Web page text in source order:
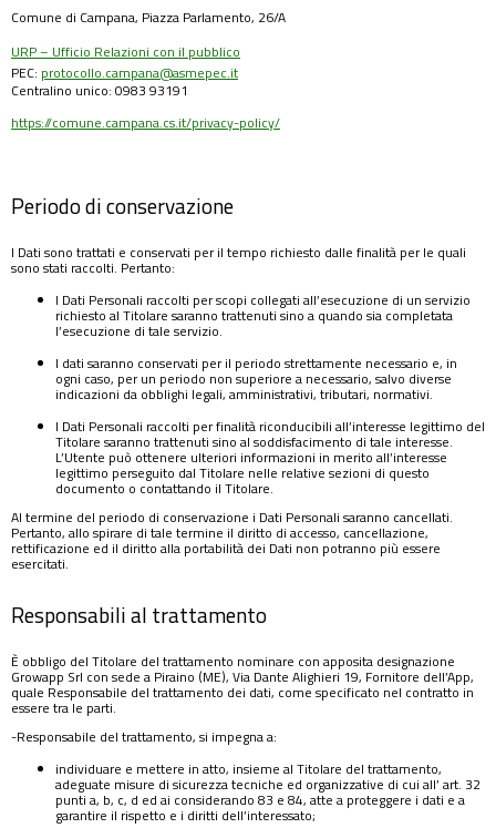
Comune di Campana, Piazza Parlamento, 26/A
URP – Ufficio Relazioni con il pubblico
PEC: protocollo.campana@asmepec.it
Centralino unico: 0983 93191
https://comune.campana.cs.it/privacy-policy/
Periodo di conservazione
I Dati sono trattati e conservati per il tempo richiesto dalle finalità per le quali
sono stati raccolti. Pertanto:
I Dati Personali raccolti per scopi collegati all’esecuzione di un servizio
richiesto al Titolare saranno trattenuti sino a quando sia completata
l’esecuzione di tale servizio.
I dati saranno conservati per il periodo strettamente necessario e, in
ogni caso, per un periodo non superiore a necessario, salvo diverse
indicazioni da obblighi legali, amministrativi, tributari, normativi.
I Dati Personali raccolti per finalità riconducibili all’interesse legittimo del
Titolare saranno trattenuti sino al soddisfacimento di tale interesse.
L’Utente può ottenere ulteriori informazioni in merito all’interesse
legittimo perseguito dal Titolare nelle relative sezioni di questo
documento o contattando il Titolare.
Al termine del periodo di conservazione i Dati Personali saranno cancellati.
Pertanto, allo spirare di tale termine il diritto di accesso, cancellazione,
rettificazione ed il diritto alla portabilità dei Dati non potranno più essere
esercitati.
Responsabili al trattamento
È obbligo del Titolare del trattamento nominare con apposita designazione
Growapp Srl con sede a Piraino (ME), Via Dante Alighieri 19, Fornitore dell’App,
quale Responsabile del trattamento dei dati, come specificato nel contratto in
essere tra le parti.
-Responsabile del trattamento, si impegna a:
individuare e mettere in atto, insieme al Titolare del trattamento,
adeguate misure di sicurezza tecniche ed organizzative di cui all’ art. 32
punti a, b, c, d ed ai considerando 83 e 84, atte a proteggere i dati e a
garantire il rispetto e i diritti dell’interessato;